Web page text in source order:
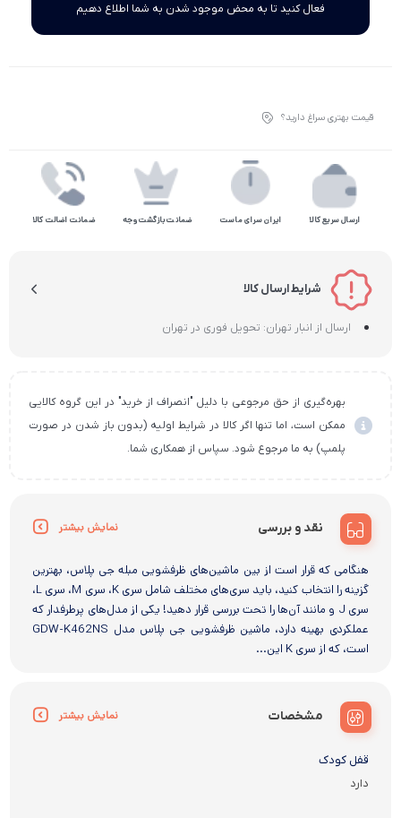
فعال کنید تا به محض موجود شدن به شما اطلاع دهیم
قیمت بهتری سراغ دارید؟
ارسال سریع کالا ایران سرای ماست ضمانت بازگشت وجه ضمانت اضالت کالا
شرایط ارسال کالا
ارسال از انبار تهران: تحویل فوری در تهران
بهره‌گیری از حق مرجوعی با دلیل "انصراف از خرید" در این گروه کالایی
ممکن است، اما تنها اگر کالا در شرایط اولیه (بدون باز شدن در صورت
پلمپ) به ما مرجوع شود. سپاس از همکاری شما.
نقد و بررسی نمایش بیشتر
هنگامی که قرار است از بین ماشین‌های ظرفشویی مبله جی پلاس، بهترین
گزینه را انتخاب کنید، باید سری‌های مختلف شامل سری K، سری M، سری L،
سری J و مانند آن‌ها را تحت بررسی قرار دهید! یکی از مدل‌های پرطرفدار که
عملکردی بهینه دارد، ماشین ظرفشویی جی پلاس مدل GDW-K462NS
است، که از سری K این...
مشخصات نمایش بیشتر
قفل کودک
دارد